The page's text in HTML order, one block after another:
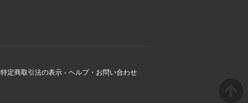
特定商取引法の表示 - ヘルプ・お問い合わせ